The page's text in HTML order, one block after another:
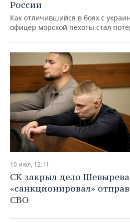
ХОККЕЙ С МЯЧОМ
ПРОИСШЕСТВИЯ
России
Как отличившийся в боях с
офицер морской пехоты стал
10 июл, 12:11
СК закрыл дело
«санкционировал»
СВО